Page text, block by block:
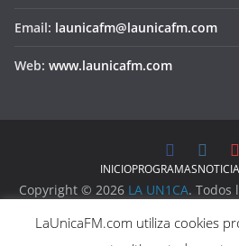
Email: launicafm@launicafm.com
Web: www.launicafm.com
INICIOPROGRAMAS
Copyright © 2026 LA UN1CA. Todos
Política de
LaUnicaFM.com utiliza cookies